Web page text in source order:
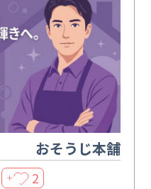
おそうじ本舗
＋ 2